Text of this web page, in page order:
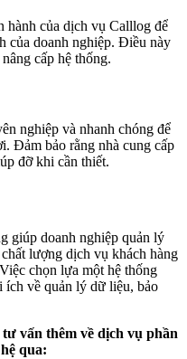
hành của dịch vụ Calllog để
của doanh nghiệp. Điều này
cấp hệ thống.
nghiệp và nhanh chóng để
Đảm bảo rằng nhà cung cấp
đỡ khi cần thiết.
giúp doanh nghiệp quản lý
lượng dịch vụ khách hàng
chọn lựa một hệ thống
ích về quản lý dữ liệu, bảo
vấn thêm về dịch vụ phần
qua: